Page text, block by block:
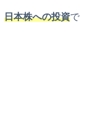
日本株への投資で